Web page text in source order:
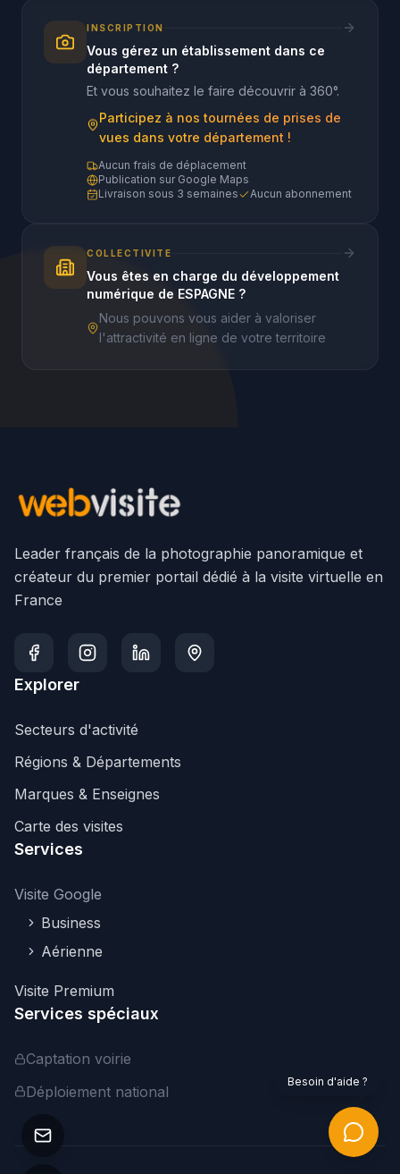
INSCRIPTION
Vous gérez un établissement dans ce
département ?
Et vous souhaitez le faire découvrir à 360°.
Participez à nos tournées de prises de
vues dans votre département !
Aucun frais de déplacement
Publication sur Google Maps
Livraison sous 3 semaines
Aucun abonnement
COLLECTIVITE
Vous êtes en charge du développement
numérique de ESPAGNE ?
Nous pouvons vous aider à valoriser
l'attractivité en ligne de votre territoire
Leader français de la photographie panoramique et
créateur du premier portail dédié à la visite virtuelle en
France
Explorer
Secteurs d'activité
Régions & Départements
Marques & Enseignes
Carte des visites
Services
Visite Google
Business
Aérienne
Visite Premium
Services spéciaux
Captation voirie
Déploiement national
Besoin d'aide ?